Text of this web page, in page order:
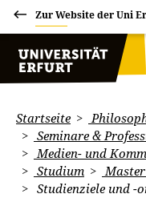
Zur Website der Uni
Startseite
Seminare &
Medien- und
Studium
Studienziele und -